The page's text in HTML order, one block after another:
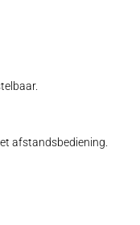
afstandsbediening.